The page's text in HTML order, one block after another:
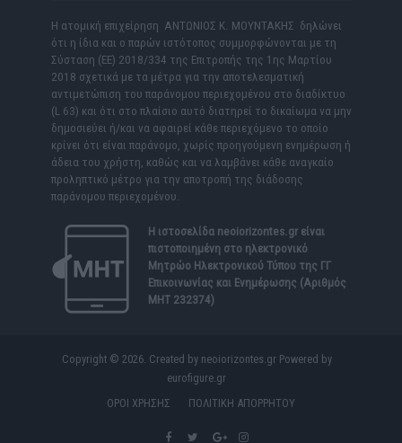
Η ατομική επιχείρηση ΑΝΤΩΝΙΟΣ Κ. ΜΟΥΝΤΑΚΗΣ δηλώνει
ότι η ίδια και ο παρών ιστότοπος συμμορφώνονται με τη
Σύσταση (ΕΕ) 2018/334 της Επιτροπής της 1ης Μαρτίου
2018 σχετικά με τα μέτρα για την αποτελεσματική
αντιμετώπιση του παράνομου περιεχομένου στο διαδίκτυο
(L 63) και ότι στο πλαίσιο αυτό διατηρεί το δικαίωμα να μην
δημοσιεύει ή/και να αφαιρεί κάθε περιεχόμενο το οποίο
κρίνει ότι είναι παράνομο, χωρίς προηγούμενη ενημέρωση ή
άδεια του χρήστη, καθώς και να λαμβάνει κάθε αναγκαίο
προληπτικό μέτρο για την αποτροπή της διάδοσης
παράνομου περιεχομένου.
Η ιστοσελίδα neoiorizontes.grείναι
πιστοποιημένη στο ηλεκτρονικό
Μητρώο Ηλεκτρονικού Τύπου της ΓΓ
Επικοινωνίας και Ενημέρωσης (Αριθμός
ΜΗΤ 232374)
Copyright © 2026. Created by neoiorizontes.gr Powered by
eurofigure.gr
ΟΡΟΙ ΧΡΗΣΗΣ
ΠΟΛΙΤΙΚΗ ΑΠΟΡΡΗΤΟΥ